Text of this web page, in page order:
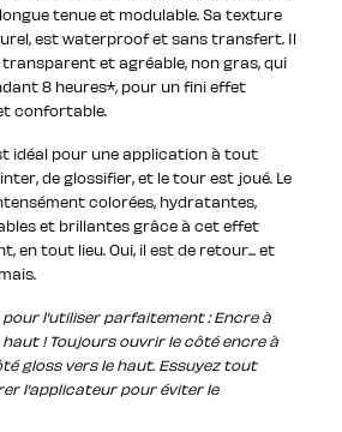
tenue et modulable. Sa texture
est waterproof et sans transfert. Il
et agréable, non gras, qui
8 heures*, pour un fini effet
confortable.
idéal pour une application à tout
de glossifier, et le tour est joué. Le
colorées, hydratantes,
et brillantes grâce à cet effet
en tout lieu. Oui, il est de retour... et
l'utiliser parfaitement : Encre à
haut ! Toujours ouvrir le côté encre à
gloss vers le haut. Essuyez tout
l'applicateur pour éviter le